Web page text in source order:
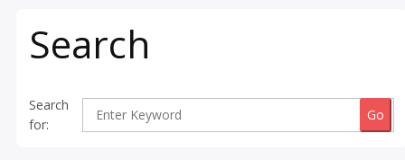
Search
Search
for: